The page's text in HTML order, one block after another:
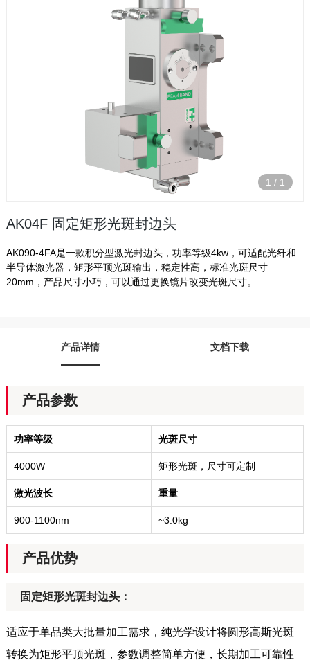
1 / 1
AK04F 固定矩形光斑封边头
AK090-4FA是一款积分型激光封边头，功率等级4kw，可适配光纤和
半导体激光器，矩形平顶光斑输出，稳定性高，标准光斑尺寸
20mm，产品尺寸小巧，可以通过更换镜片改变光斑尺寸。
产品详情 文档下载
产品参数
功率等级 光斑尺寸
4000W 矩形光斑，尺寸可定制
激光波长 重量
900-1100nm ~3.0kg
产品优势
固定矩形光斑封边头：
适应于单品类大批量加工需求，纯光学设计将圆形高斯光斑
转换为矩形平顶光斑，参数调整简单方便，长期加工可靠性